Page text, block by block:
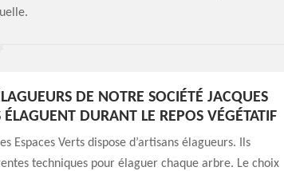
DE NOTRE SOCIÉTÉ JACQUES
ÉLAGUENT DURANT LE REPOS VÉGÉTATIF
Espaces Verts dispose d’artisans élagueurs. Ils
techniques pour élaguer chaque arbre. Le choix